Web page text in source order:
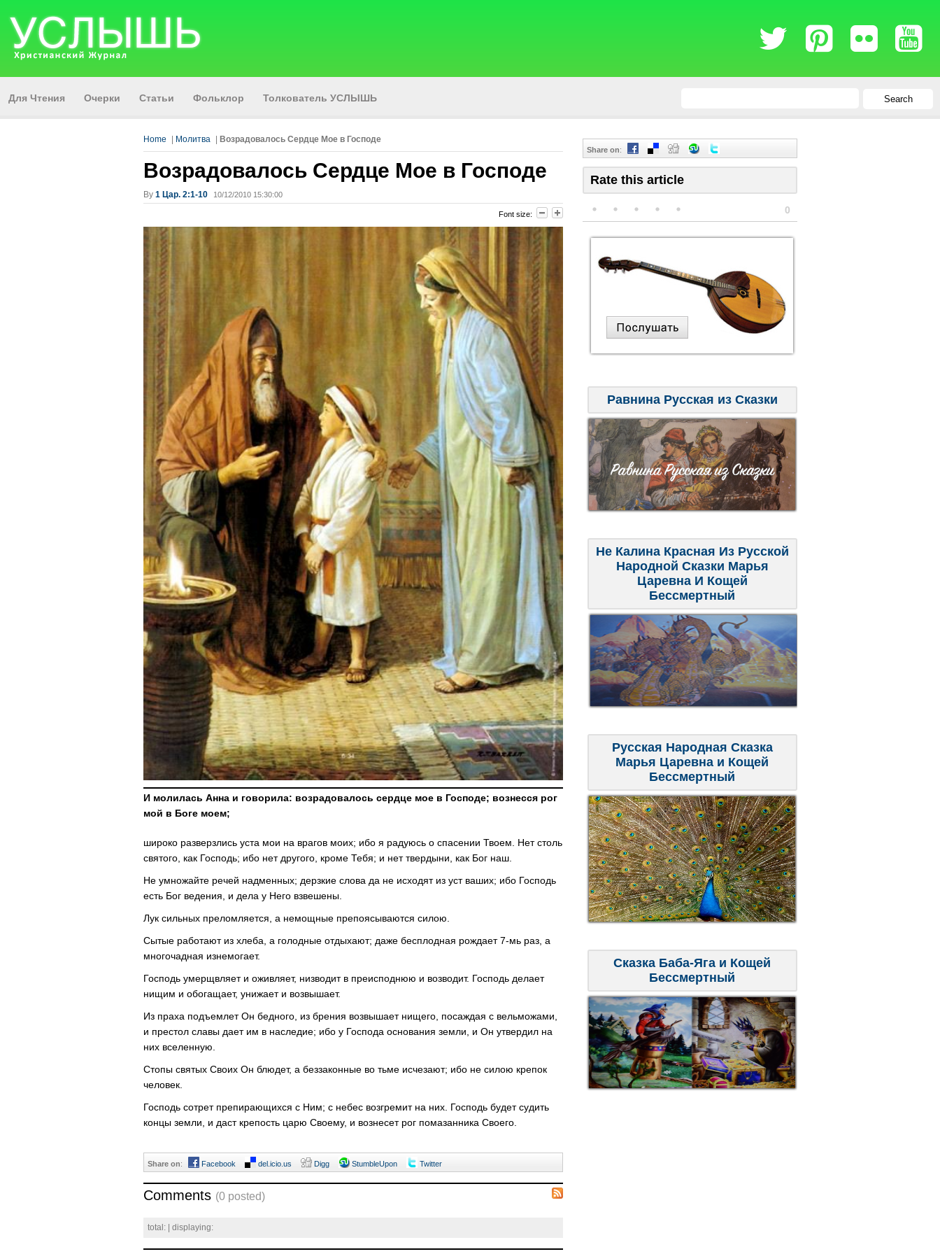
Для Чтения Очерки Статьи Фольклор Толкователь УСЛЫШЬ Search
Home Молитвa Возрадовалось Сердце Мое в Господе
Возрадовалось Сердце Мое в Господе
By 1 Цар. 2:1-10 10/12/2010 15:30:00
Font size:
И молилась Анна и говорила: возрадовалось сердце мое в Господе; вознесся рог
мой в Боге моем;
широко разверзлись уста мои на врагов моих; ибо я радуюсь о спасении Твоем. Нет столь
святого, как Господь; ибо нет другого, кроме Тебя; и нет твердыни, как Бог наш.
Не умножайте речей надменных; дерзкие слова да не исходят из уст ваших; ибо Господь
есть Бог ведения, и дела у Него взвешены.
Лук сильных преломляется, а немощные препоясываются силою.
Сытые работают из хлеба, а голодные отдыхают; даже бесплодная рождает 7-мь раз, а
многочадная изнемогает.
Господь умерщвляет и оживляет, низводит в преисподнюю и возводит. Господь делает
нищим и обогащает, унижает и возвышает.
Из праха подъемлет Он бедного, из брения возвышает нищего, посаждая с вельможами,
и престол славы дает им в наследие; ибо у Господа основания земли, и Он утвердил на
них вселенную.
Стопы святых Своих Он блюдет, а беззаконные во тьме исчезают; ибо не силою крепок
человек.
Господь сотрет препирающихся с Ним; с небес возгремит на них. Господь будет судить
концы земли, и даст крепость царю Своему, и вознесет рог помазанника Своего.
Share on: Facebook del.icio.us Digg StumbleUpon Twitter
Comments (0 posted)
total: | displaying:
Share on:
Rate this article
0
Равнина Русская из Сказки
Не Калина Красная Из Русской
Народной Сказки Марья
Царевна И Кощей
Бессмертный
Русская Народная Сказка
Марья Царевна и Кощей
Бессмертный
Сказка Баба-Яга и Кощей
Бессмертный